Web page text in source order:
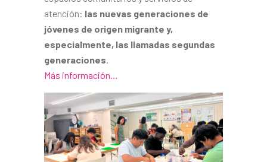
atención: las nuevas generaciones de
jóvenes de origen migrante y,
especialmente, las llamadas segundas
generaciones
Más información…